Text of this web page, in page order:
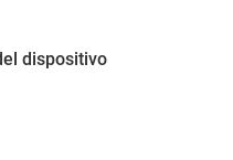
dispositivo